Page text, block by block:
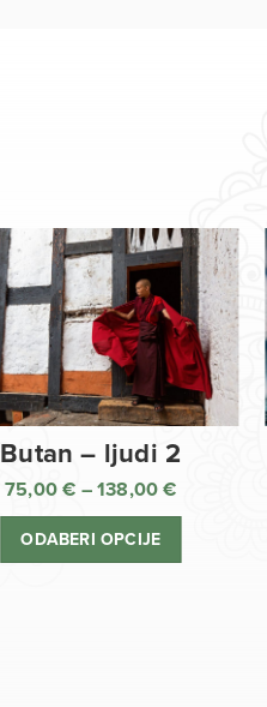
Butan – ljudi 2
75,00€ – 138,00€
ODABERI OPCIJE